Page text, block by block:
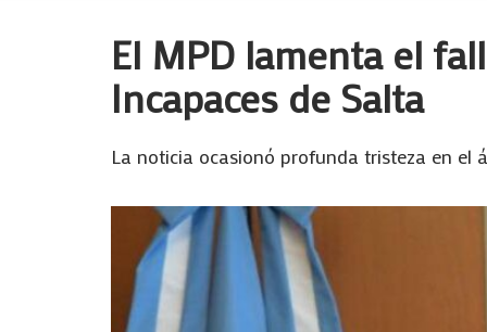
El MPD lamenta el
Incapaces de Salta
La noticia ocasionó profunda tristeza en el